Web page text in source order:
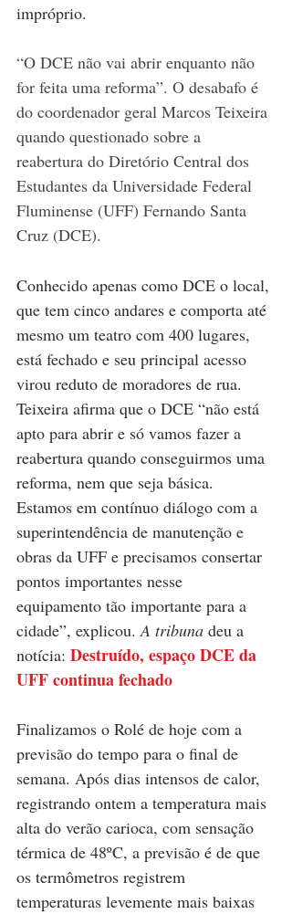
impróprio.
“O DCE não vai abrir enquanto não
for feita uma reforma”. O desabafo é
do coordenador geral Marcos Teixeira
quando questionado sobre a
reabertura do Diretório Central dos
Estudantes da Universidade Federal
Fluminense (UFF) Fernando Santa
Cruz (DCE).
Conhecido apenas como DCE o local,
que tem cinco andares e comporta até
mesmo um teatro com 400 lugares,
está fechado e seu principal acesso
virou reduto de moradores de rua.
Teixeira afirma que o DCE “não está
apto para abrir e só vamos fazer a
reabertura quando conseguirmos uma
reforma, nem que seja básica.
Estamos em contínuo diálogo com a
superintendência de manutenção e
obras da UFF e precisamos consertar
pontos importantes nesse
equipamento tão importante para a
cidade”, explicou. A tribuna deu a
notícia: Destruído, espaço DCE da
UFF continua fechado
Finalizamos o Rolé de hoje com a
previsão do tempo para o final de
semana. Após dias intensos de calor,
registrando ontem a temperatura mais
alta do verão carioca, com sensação
térmica de 48ºC, a previsão é de que
os termômetros registrem
temperaturas levemente mais baixas